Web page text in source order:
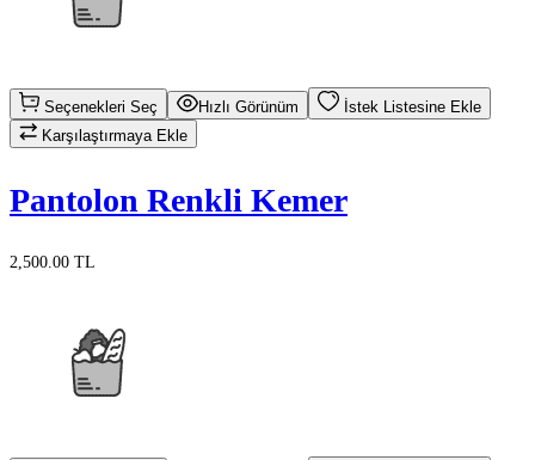
Seçenekleri Seç Hızlı Görünüm
İstek Listesine Ekle
Karşılaştırmaya Ekle
Pantolon Renkli Kemer
2,500.00 TL